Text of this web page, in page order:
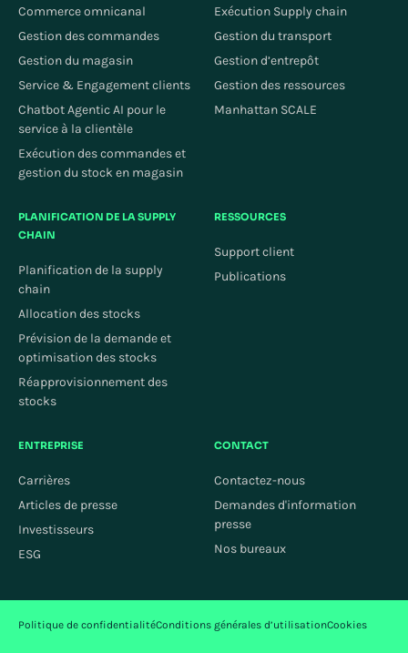
Commerce omnicanal
Gestion des commandes
Gestion du magasin
Service & Engagement clients
Chatbot Agentic AI pour le
service à la clientèle
Exécution des commandes et
gestion du stock en magasin
Exécution Supply chain
Gestion du transport
Gestion d’entrepôt
Gestion des ressources
Manhattan SCALE
PLANIFICATION DE LA SUPPLY
CHAIN
Planification de la supply
chain
Allocation des stocks
Prévision de la demande et
optimisation des stocks
Réapprovisionnement des
stocks
RESSOURCES
Support client
Publications
ENTREPRISE
Carrières
Articles de presse
Investisseurs
ESG
CONTACT
Contactez-nous
Demandes d'information
presse
Nos bureaux
Politique de confidentialitéConditions générales d’utilisationCookies